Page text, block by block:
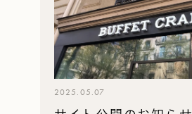
2025.05.07